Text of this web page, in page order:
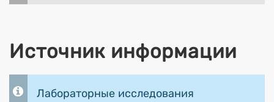
Источник информации
Лабораторные исследования